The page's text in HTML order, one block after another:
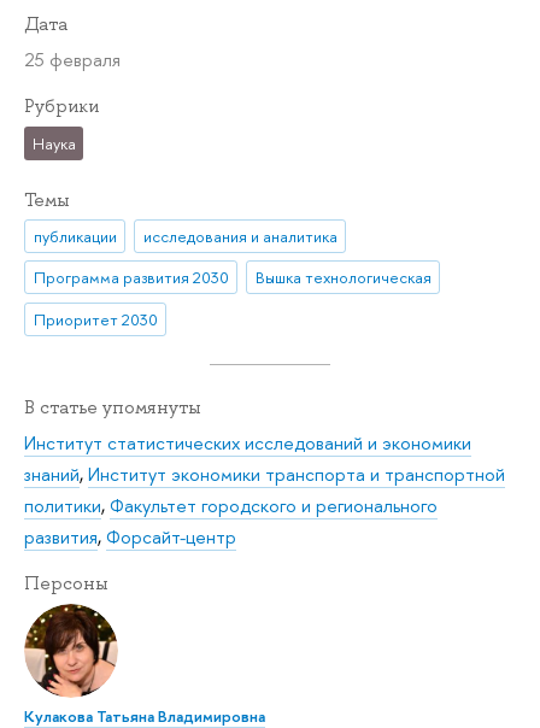
Дата
25 февраля
Рубрики
Наука
Темы
публикации
исследования и аналитика
Программа развития 2030
Вышка технологическая
Приоритет 2030
В статье упомянуты
Институт статистических исследований и экономики
знаний,Институт экономики транспорта и транспортной
политики,Факультет городского и регионального
развития,Форсайт-центр
Персоны
Кулакова Татьяна Владимировна